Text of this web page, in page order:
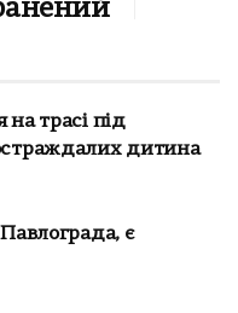
трасі під
дитина
є